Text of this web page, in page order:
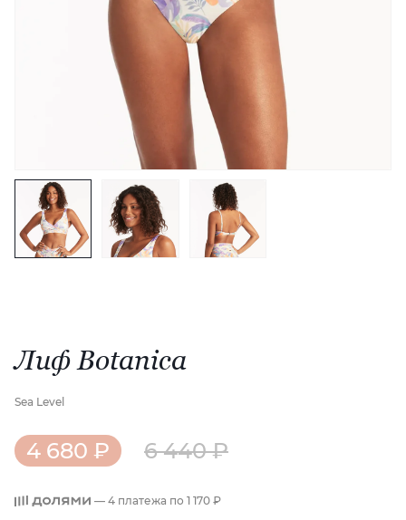
Лиф Botanica
Sea Level
4 680 ₽ 6 440 ₽
— 4 платежа по 1 170 ₽